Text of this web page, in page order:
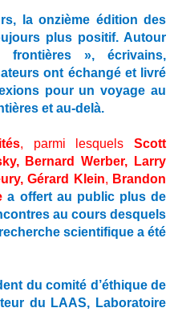
la onzième édition des
plus positif. Autour
», écrivains,
ont échangé et livré
pour un voyage au
et au-delà.
, parmi lesquelsScott
Bernard Werber, Larry
Gérard Klein, Brandon
a offert au public plus de
au cours desquels
scientifique a été
du comité d’éthique de
du LAAS, Laboratoire